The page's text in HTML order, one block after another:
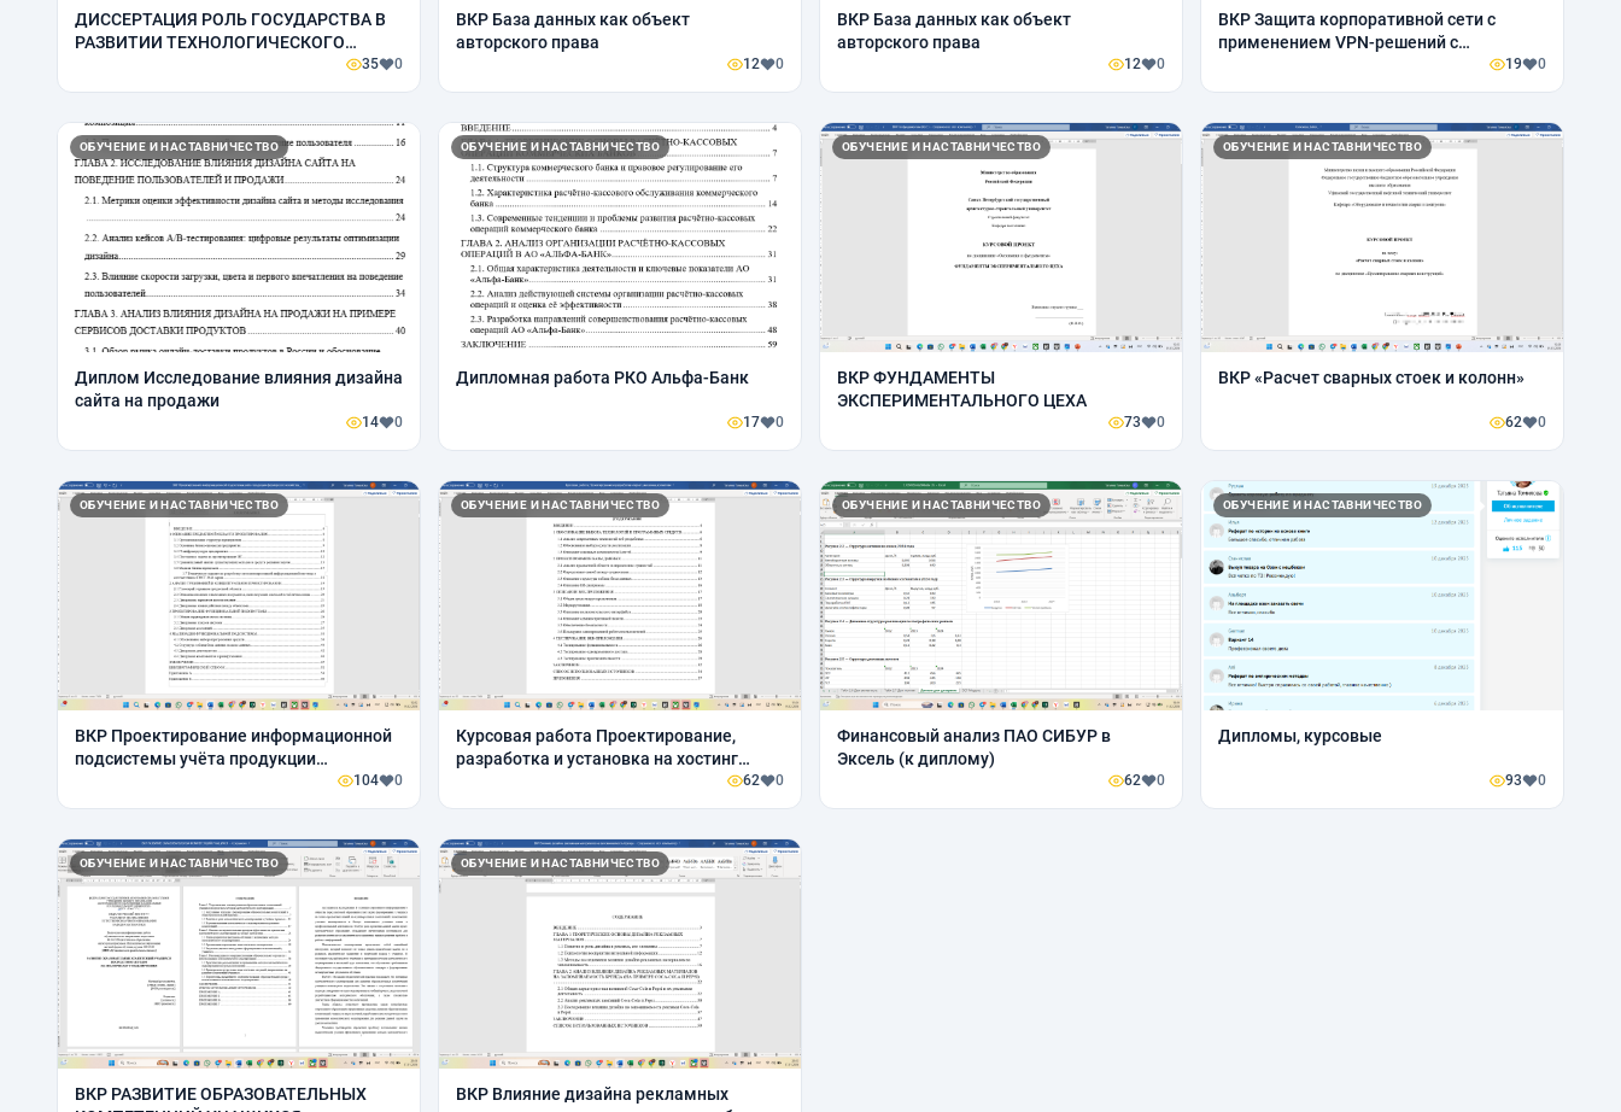
ДИССЕРТАЦИЯ РОЛЬ ГОСУДАРСТВА В
РАЗВИТИИ ТЕХНОЛОГИЧЕСКОГО
СУВЕРЕНИТЕТА РОССИИ В КРЕДИТНО-
ФИНАНСОВОЙ СФЕРЕ
35 0
ВКР База данных как объект
авторского права
12 0
ВКР База данных как объект
авторского права
12 0
ВКР Защита корпоративной сети с
применением VPN-решений с
19 0
ОБУЧЕНИЕ И НАСТАВНИЧЕСТВО
Диплом Исследование влияния дизайна
сайта на продажи
14 0
ОБУЧЕНИЕ И НАСТАВНИЧЕСТВО
Дипломная работа РКО Альфа-Банк
17 0
ОБУЧЕНИЕ И НАСТАВНИЧЕСТВО
ВКР ФУНДАМЕНТЫ
ЭКСПЕРИМЕНТАЛЬНОГО ЦЕХА
73 0
ОБУЧЕНИЕ И НАСТАВНИЧЕСТВО
ВКР «Расчет сварных стоек и колонн»
62 0
ОБУЧЕНИЕ И НАСТАВНИЧЕСТВО
ВКР Проектирование информационной
подсистемы учёта продукции
104 0
ОБУЧЕНИЕ И НАСТАВНИЧЕСТВО
Курсовая работа Проектирование,
разработка и установка на хостинг
62 0
ОБУЧЕНИЕ И НАСТАВНИЧЕСТВО
Финансовый анализ ПАО СИБУР в
Эксель (к диплому)
62 0
ОБУЧЕНИЕ И НАСТАВНИЧЕСТВО
Дипломы, курсовые
93 0
ОБУЧЕНИЕ И НАСТАВНИЧЕСТВО
ВКР РАЗВИТИЕ ОБРАЗОВАТЕЛЬНЫХ
ОБУЧЕНИЕ И НАСТАВНИЧЕСТВО
ВКР Влияние дизайна рекламных